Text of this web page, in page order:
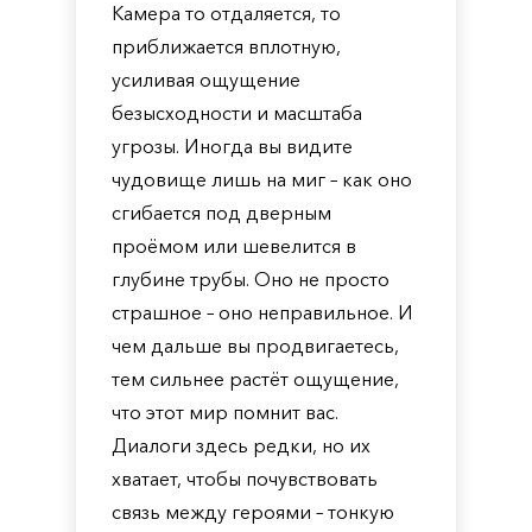
Камера то отдаляется, то
приближается вплотную,
усиливая ощущение
безысходности и масштаба
угрозы. Иногда вы видите
чудовище лишь на миг – как оно
сгибается под дверным
проёмом или шевелится в
глубине трубы. Оно не просто
страшное – оно неправильное. И
чем дальше вы продвигаетесь,
тем сильнее растёт ощущение,
что этот мир помнит вас.
Диалоги здесь редки, но их
хватает, чтобы почувствовать
связь между героями – тонкую